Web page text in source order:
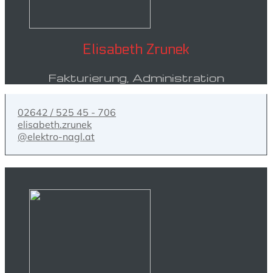
Elisabeth Zrunek
Fakturierung, Administration
02642 / 525 45 - 706
elisabeth.zrunek
@elektro-nagl.at